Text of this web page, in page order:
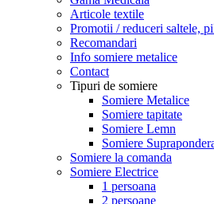
Articole textile
Promotii / reduceri saltele,
Recomandari
Info somiere metalice
Contact
Tipuri de somiere
Somiere Metalice
Somiere tapitate
Somiere Lemn
Somiere
Somiere la comanda
Somiere Electrice
1 persoana
2 persoane